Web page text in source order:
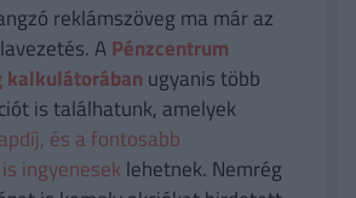
reklámszöveg ma már az
APénzcentrum
kalkulátorában ugyanis több
is találhatunk, amelyek
és a fontosabb
ingyenesek lehetnek. Nemrég